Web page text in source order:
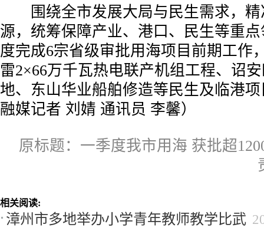
围绕全市发展大局与民生需求，精
源，统筹保障产业、港口、民生等重
度完成6宗省级审批用海项目前期工作
雷2×66万千瓦热电联产机组工程、诏
地、东山华业船舶修造等民生及临港
融媒记者 刘婧 通讯员 李馨）
原标题：一季度我市用海 获批超
相关阅读:
漳州市多地举办小学青年教师教学比武